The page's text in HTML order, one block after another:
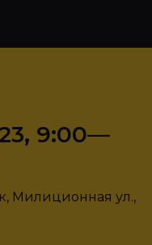
9:00—
Милиционная ул.,